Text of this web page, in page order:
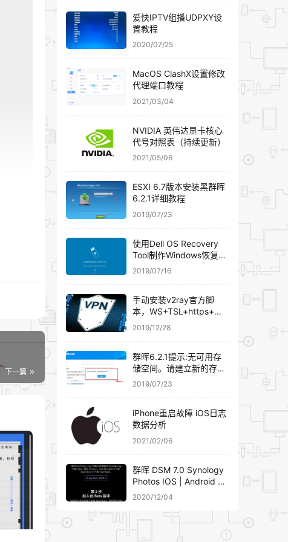
下一篇
爱快IPTV组播UDPXY设
置教程
2020/07/25
MacOS ClashX设置修改
代理端口教程
2021/03/04
NVIDIA 英伟达显卡核心
代号对照表（持续更新）
2021/05/06
ESXI 6.7版本安装黑群晖
6.2.1详细教程
2019/07/23
使用Dell OS Recovery
Tool制作Windows恢复U
盘
2019/07/16
手动安装v2ray官方脚
本，WS+TSL+https+域
名伪装
2019/12/28
群晖6.2.1提示:无可用存
储空间。请建立新的存储
空间。群晖添加硬盘组
RAID详细教程
2019/07/23
iPhone重启故障 iOS日志
数据分析
2021/02/06
群晖 DSM 7.0 Synology
Photos IOS | Android 客
户端下载安装
2020/12/04